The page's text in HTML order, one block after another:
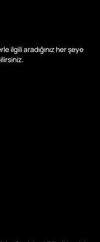
ilgili aradığınız her şeye